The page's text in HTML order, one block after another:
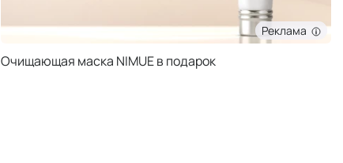
Реклама
Очищающая маска NIMUE в подарок